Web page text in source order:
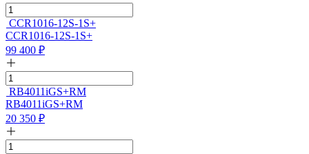
CCR1016-12S-1S+
CCR1016-12S-1S+
99 400 ₽
RB4011iGS+RM
RB4011iGS+RM
20 350 ₽